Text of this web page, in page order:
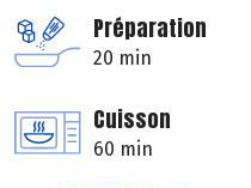
Préparation
20 min
Cuisson
60 min